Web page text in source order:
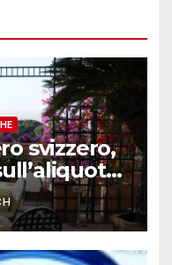
svizzero,